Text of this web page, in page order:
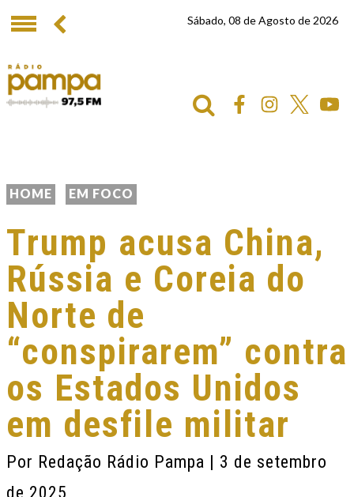
Sábado, 08 de Agosto de 2026
HOME EM FOCO
Trump acusa China,
Rússia e Coreia do
Norte de
“conspirarem” contra
os Estados Unidos
em desfile militar
Por Redação Rádio Pampa | 3 de setembro
de 2025